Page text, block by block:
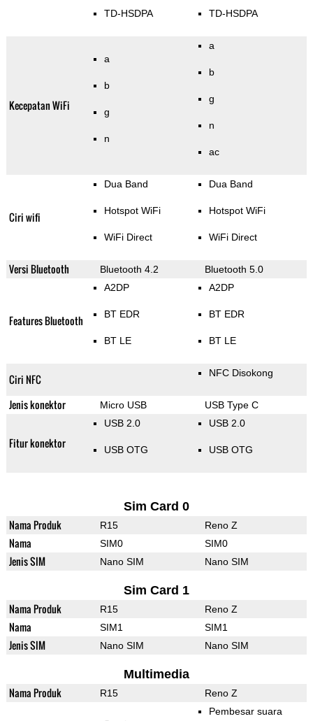
TD-HSDPA TD-HSDPA
Kecepatan WiFi
a
b
g
n
a
b
g
n
ac
Ciri wifi
Dua Band
Hotspot WiFi
WiFi Direct
Dua Band
Hotspot WiFi
WiFi Direct
Versi Bluetooth Bluetooth 4.2 Bluetooth 5.0
Features Bluetooth
A2DP
BT EDR
BT LE
A2DP
BT EDR
BT LE
Ciri NFC NFC Disokong
Jenis konektor Micro USB USB Type C
Fitur konektor
USB 2.0
USB OTG
USB 2.0
USB OTG
Sim Card 0
Nama Produk R15 Reno Z
Nama SIM0 SIM0
Jenis SIM Nano SIM Nano SIM
Sim Card 1
Nama Produk R15 Reno Z
Nama SIM1 SIM1
Jenis SIM Nano SIM Nano SIM
Multimedia
Nama Produk R15 Reno Z
Pembesar suara